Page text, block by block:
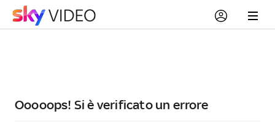
Ooooops! Si è verificato un errore